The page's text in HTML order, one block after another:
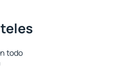
todo